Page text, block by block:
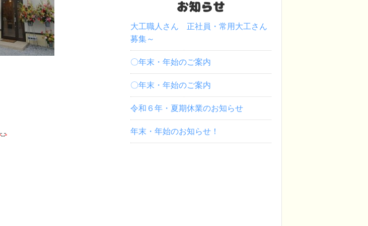
お知らせ
大工職人さん 正社員・常用大工さん
募集～
〇年末・年始のご案内
〇年末・年始のご案内
令和６年・夏期休業のお知らせ
年末・年始のお知らせ！